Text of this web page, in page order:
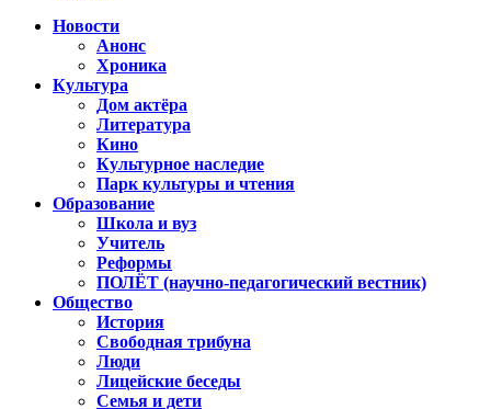
Новости
Анонс
Хроника
Культура
Дом актёра
Литература
Кино
Культурное наследие
Парк культуры и чтения
Образование
Школа и вуз
Учитель
Реформы
ПОЛЁТ (научно-педагогический вестник)
Общество
История
Свободная трибуна
Люди
Лицейские беседы
Семья и дети